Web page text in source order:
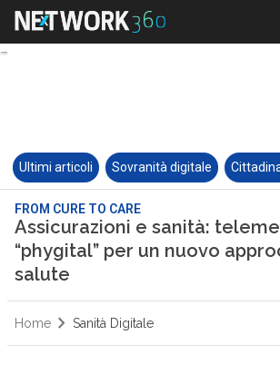
Ultimi articoli Sovranità digitale
FROM CURE TO CARE
Assicurazioni e sanità:
“phygital” per un nuovo
salute
Home Sanità Digitale